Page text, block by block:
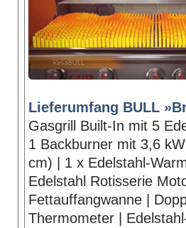
Lieferumfang BULL
Gasgrill Built-In mit 5
1 Backburner mit 3,6
cm) | 1 x Edelstahl-
Edelstahl Rotisserie
Fettauffangwanne |
Thermometer |